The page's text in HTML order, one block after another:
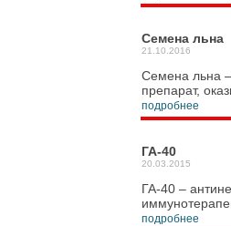
Семена льна
21.10.2016
Семена льна
препарат,
подробнее
ГА-40
20.03.2015
ГА-40 –
подробнее